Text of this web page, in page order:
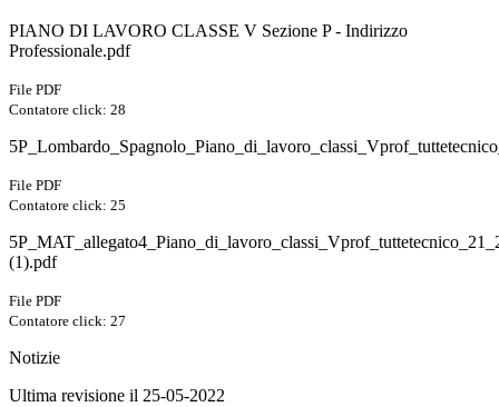
PIANO DI LAVORO CLASSE V Sezione P - Indirizzo
Professionale.pdf
File PDF
Contatore click: 28
File PDF
Contatore click: 25
(1).pdf
File PDF
Contatore click: 27
Notizie
Ultima revisione il 25-05-2022